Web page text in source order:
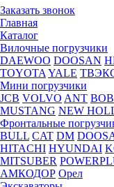
Заказать звонок
Главная
Каталог
Вилочные погрузчики
DAEWOO DOOSAN
TOYOTA YALE
Мини погрузчики
JCB VOLVO ANT
MUSTANG NEW
Фронтальные
BULL CAT DM
HITACHI HYUNDAI
MITSUBER
АМКОДОР Орел